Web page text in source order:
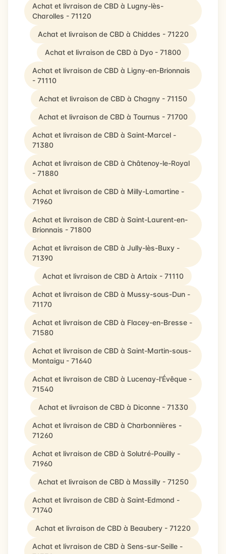
Achat et livraison de CBD à Lugny-lès-
Charolles - 71120
Achat et livraison de CBD à Chiddes - 71220
Achat et livraison de CBD à Dyo - 71800
Achat et livraison de CBD à Ligny-en-Brionnais
- 71110
Achat et livraison de CBD à Chagny - 71150
Achat et livraison de CBD à Tournus - 71700
Achat et livraison de CBD à Saint-Marcel -
71380
Achat et livraison de CBD à Châtenoy-le-Royal
- 71880
Achat et livraison de CBD à Milly-Lamartine -
71960
Achat et livraison de CBD à Saint-Laurent-en-
Brionnais - 71800
Achat et livraison de CBD à Jully-lès-Buxy -
71390
Achat et livraison de CBD à Artaix - 71110
Achat et livraison de CBD à Mussy-sous-Dun -
71170
Achat et livraison de CBD à Flacey-en-Bresse -
71580
Achat et livraison de CBD à Saint-Martin-sous-
Montaigu - 71640
Achat et livraison de CBD à Lucenay-l'Évêque -
71540
Achat et livraison de CBD à Diconne - 71330
Achat et livraison de CBD à Charbonnières -
71260
Achat et livraison de CBD à Solutré-Pouilly -
71960
Achat et livraison de CBD à Massilly - 71250
Achat et livraison de CBD à Saint-Edmond -
71740
Achat et livraison de CBD à Beaubery - 71220
Achat et livraison de CBD à Sens-sur-Seille -